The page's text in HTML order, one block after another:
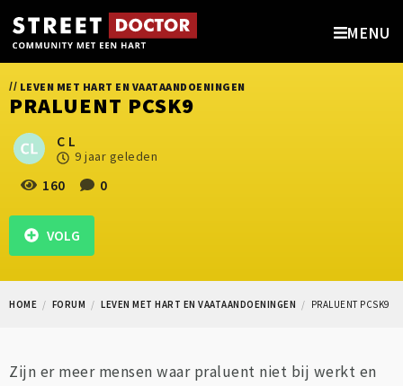
MENU
// LEVEN MET HART EN VAATAANDOENINGEN
PRALUENT PCSK9
C L
9 jaar geleden
160 0
VOLG
HOME FORUM LEVEN MET HART EN VAATAANDOENINGEN PRALUENT PCSK9
Zijn er meer mensen waar praluent niet bij werkt en